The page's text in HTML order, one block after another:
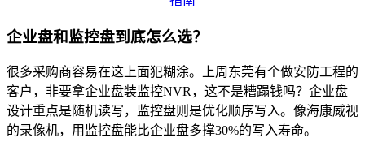
企业盘和监控盘到底怎么选？
很多采购商容易在这上面犯糊涂。上周东莞有个做安防工程的
客户，非要拿企业盘装监控NVR，这不是糟蹋钱吗？企业盘
设计重点是随机读写，监控盘则是优化顺序写入。像海康威视
的录像机，用监控盘能比企业盘多撑30%的写入寿命。